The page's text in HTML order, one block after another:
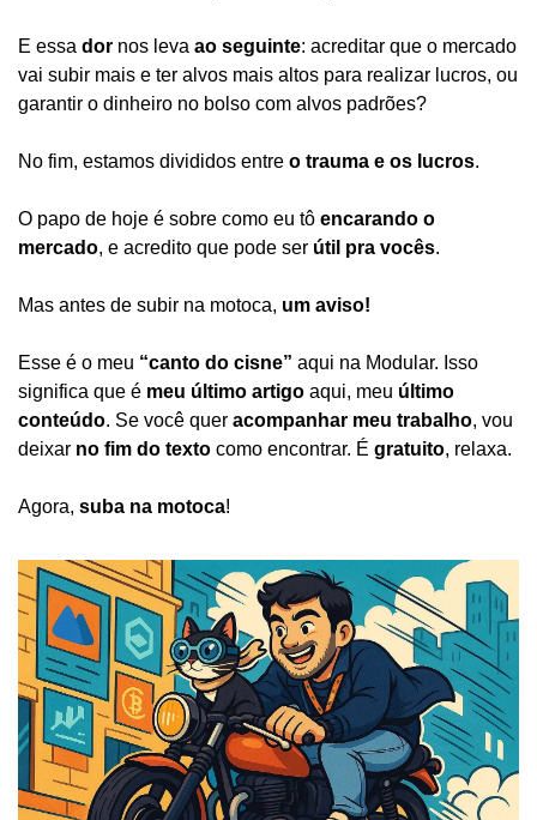
E essa dor nos leva ao seguinte: acreditar que o mercado
vai subir mais e ter alvos mais altos para realizar lucros, ou
garantir o dinheiro no bolso com alvos padrões?
No fim, estamos divididos entre o trauma e os lucros.
O papo de hoje é sobre como eu tô encarando o
mercado, e acredito que pode ser útil pra vocês.
Mas antes de subir na motoca, um aviso!
Esse é o meu “canto do cisne” aqui na Modular. Isso
significa que é meu último artigo aqui, meu último
conteúdo. Se você quer acompanhar meu trabalho, vou
deixar no fim do texto como encontrar. É gratuito, relaxa.
Agora, suba na motoca!